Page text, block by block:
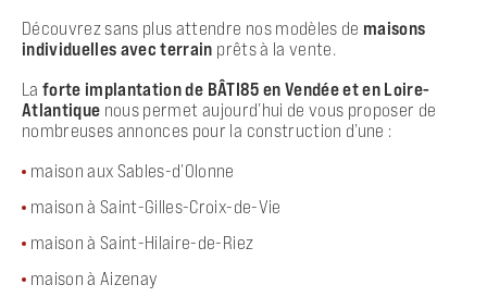
Découvrez sans plus attendre nos modèles de maisons
individuelles avec terrain prêts à la vente.
La forte implantation de BÂTI85 en Vendée et en Loire-
Atlantique nous permet aujourd’hui de vous proposer de
nombreuses annonces pour la construction d’une :
maison aux Sables-d’Olonne
maison à Saint-Gilles-Croix-de-Vie
maison à Saint-Hilaire-de-Riez
maison à Aizenay